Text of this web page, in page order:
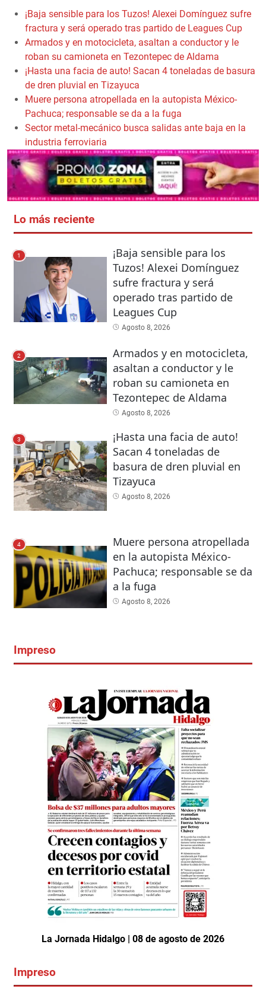
¡Baja sensible para los Tuzos! Alexei Domínguez sufre
fractura y será operado tras partido de Leagues Cup
Armados y en motocicleta, asaltan a conductor y le
roban su camioneta en Tezontepec de Aldama
¡Hasta una facia de auto! Sacan 4 toneladas de basura
de dren pluvial en Tizayuca
Muere persona atropellada en la autopista México-
Pachuca; responsable se da a la fuga
Sector metal-mecánico busca salidas ante baja en la
industria ferroviaria
Lo más reciente
1
¡Baja sensible para los
Tuzos! Alexei Domínguez
sufre fractura y será
operado tras partido de
Leagues Cup
Agosto 8, 2026
2
Armados y en motocicleta,
asaltan a conductor y le
roban su camioneta en
Tezontepec de Aldama
Agosto 8, 2026
3
¡Hasta una facia de auto!
Sacan 4 toneladas de
basura de dren pluvial en
Tizayuca
Agosto 8, 2026
4
Muere persona atropellada
en la autopista México-
Pachuca; responsable se da
a la fuga
Agosto 8, 2026
Impreso
La Jornada Hidalgo | 08 de agosto de 2026
Impreso